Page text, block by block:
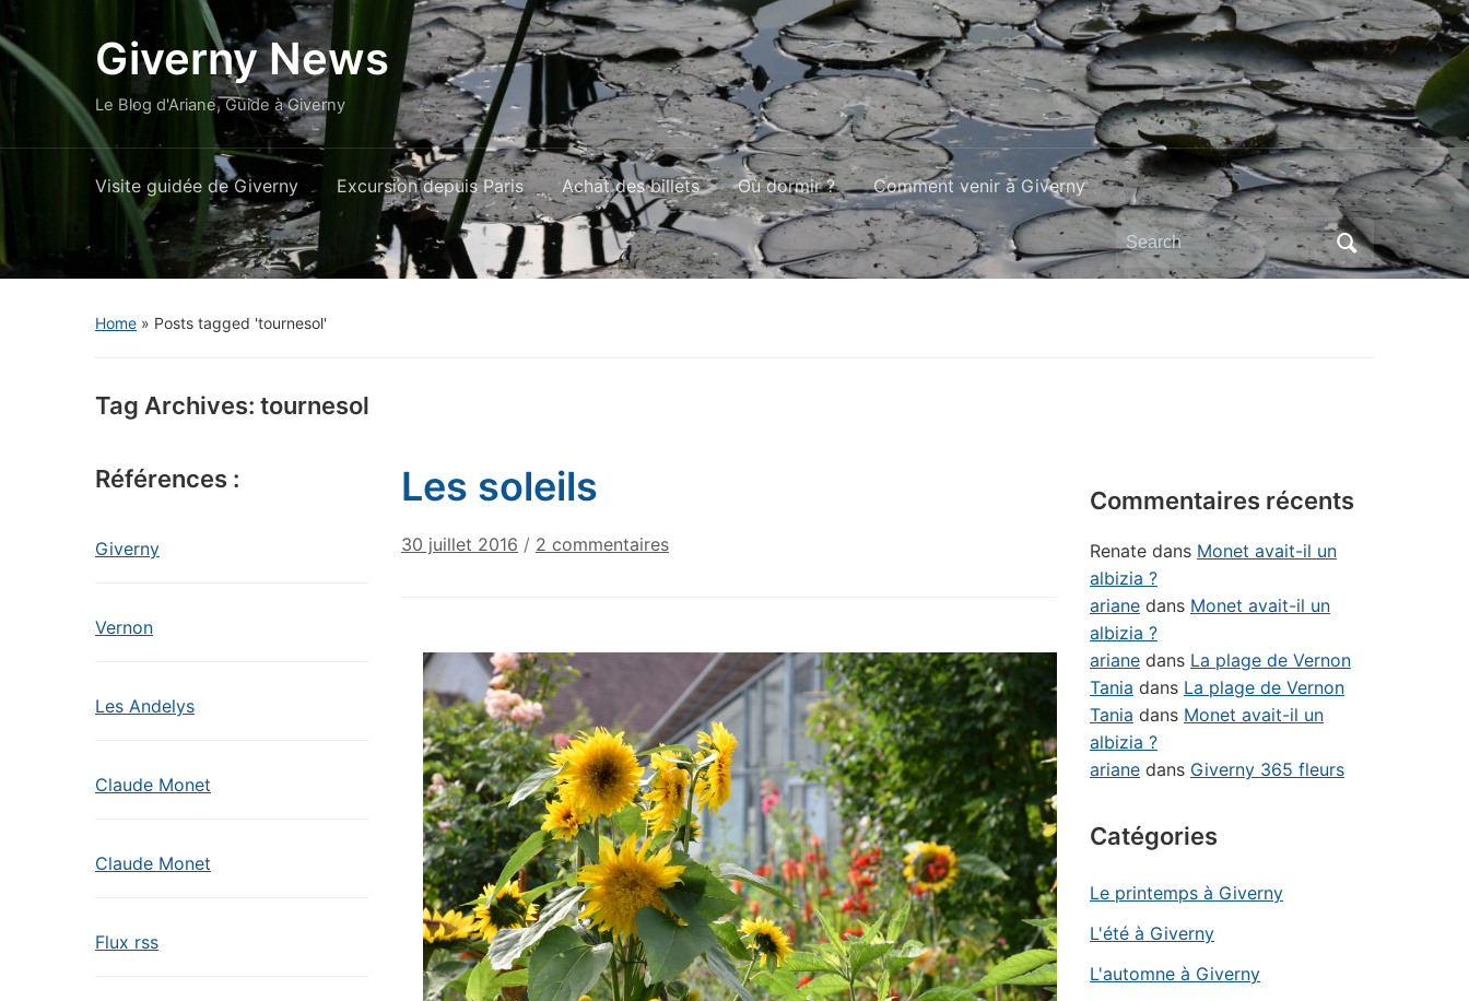
Giverny News
Le Blog d'Ariane, Guide à Giverny
Visite guidée de Giverny Excursion depuis Paris Achat des billets Où dormir ? Comment venir à Giverny
Search
for:
Home » Posts tagged 'tournesol'
Tag Archives: tournesol
Références :
Giverny
Vernon
Les Andelys
Claude Monet
Claude Monet
Flux rss
Les soleils
30 juillet 2016 / 2 commentairessur
Commentaires récents
Renate dans Monet avait-il un
albizia ?
ariane dans Monet avait-il un
albizia ?
ariane dans La plage de Vernon
Tania dans La plage de Vernon
Tania dans Monet avait-il un
albizia ?
ariane dans Giverny 365 fleurs
Catégories
Le printemps à Giverny
L'été à Giverny
L'automne à Giverny